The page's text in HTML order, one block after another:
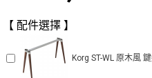
【 配件選擇 】
Korg ST-WL 原木風